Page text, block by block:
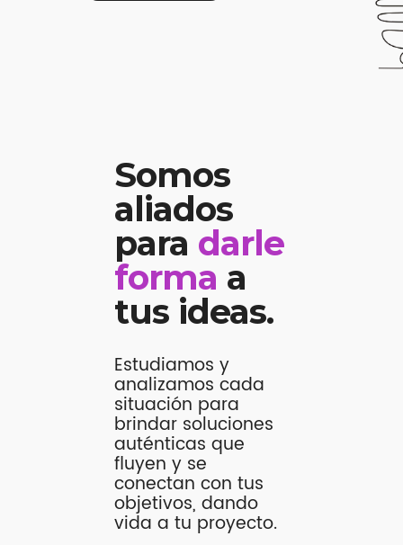
Somos
aliados
para darle
forma a
tus ideas.
Estudiamos y
analizamos cada
situación para
brindar soluciones
auténticas que
fluyen y se
conectan con tus
objetivos, dando
vida a tu proyecto.